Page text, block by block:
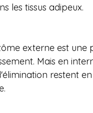
les tissus adipeux.
externe est une
Mais en
restent